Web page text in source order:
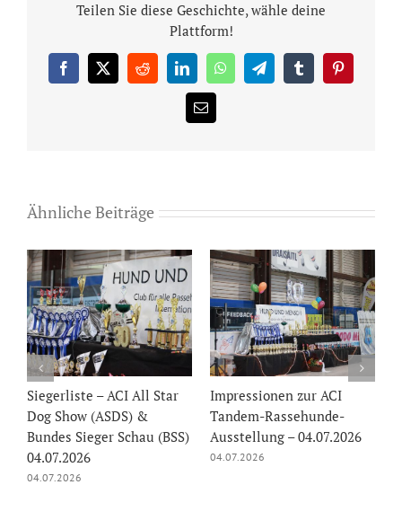
Teilen Sie diese Geschichte, wähle deine
Plattform!
Facebook
X RedditLinkedInWhatsAppTelegramTumblrPinterest
E-
Mail
Ähnliche Beiträge
Tagesablaufplan für die
Internationale Tandem-
Rassehunde-Ausstellung
04.07. & 05.07.2026
03.07.2026
Siegerliste Welt Sieger
Schau & German
Champion Cup 05.07.2026
05.07.2026